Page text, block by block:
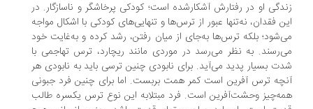
او در رفتارش آشکارشده است؛ کودکی پرخاشگر و ناسازگار. در
فقدان، نه‌تنها عبور از ترس‌ها و تنهایی‌های کودکی با اشکال مواجه
بلکه ترس‌ها به‌جای از میان رفتن، رشد کرده و به‌غایت خود
به نظر می‌رسد در موردی مانند ریچارد، ترس تهاجمی با
بسیار پدید می‌آید. برای نابودی چنین ترسی باید به نابودی هر
ترس آفرین است کمر همت بربست. اما برای چنین فرد جبونی
وحشت‌آفرین است. فرد مبتلابه این نوع ترس یکسره طالب